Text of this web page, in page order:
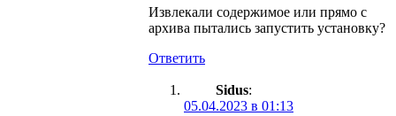
Извлекали содержимое или прямо с
архива пытались запустить установку?
Ответить
Sidus:
05.04.2023 в 01:13